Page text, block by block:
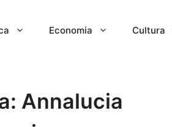
Economia Cultura
Annalucia